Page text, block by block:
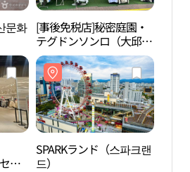
문화 [事後免税店]秘密庭園・
テグドンソンロ（大邱東
城路）店(비밀정원 대구
동성로점)
カ
SPARKランド（스파크랜
드）